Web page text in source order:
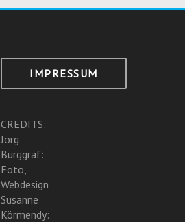
IMPRESSUM
CREDITS:
Jörg
Burggraf:
Foto,
Webdesign
Susanne
Körmendy: